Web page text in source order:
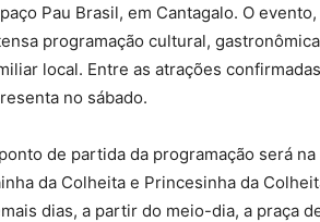
Pau Brasil, em Cantagalo. O
programação cultural,
local. Entre as atrações
no sábado.
de partida da programação será
da Colheita e Princesinha da
dias, a partir do meio-dia, a praça